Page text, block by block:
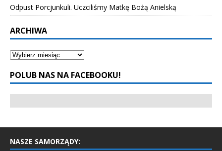
Odpust Porcjunkuli. Uczciliśmy Matkę Bożą Anielską
ARCHIWA
POLUB NAS NA FACEBOOKU!
NASZE SAMORZĄDY: